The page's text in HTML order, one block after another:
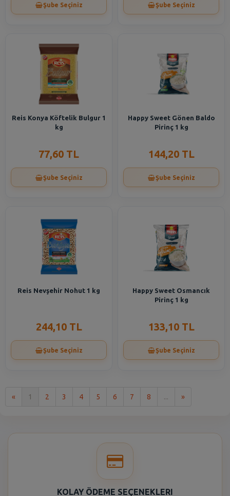
Şube Seçiniz Şube Seçiniz
Reis Konya Köftelik Bulgur 1
kg
77,60 TL
Şube Seçiniz
Happy Sweet Gönen Baldo
Pirinç 1 kg
144,20 TL
Şube Seçiniz
Reis Nevşehir Nohut 1 kg
244,10 TL
Şube Seçiniz
Happy Sweet Osmancık
Pirinç 1 kg
133,10 TL
Şube Seçiniz
« 1 2 3 4 5 6 7 8 ... »Son
KOLAY ÖDEME SEÇENEKLERI